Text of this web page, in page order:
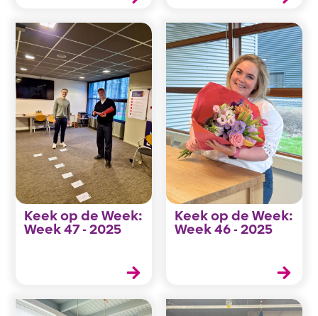
Keek op de Week:
Week 47 - 2025
Keek op de Week:
Week 46 - 2025